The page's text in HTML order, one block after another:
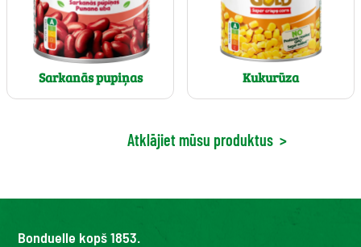
Sarkanās pupiņas Kukurūza
Atklājiet mūsu produktus >
Bonduelle kopš 1853.